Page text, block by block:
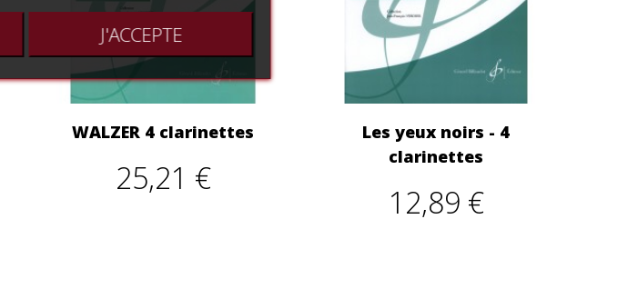
WALZER 4 clarinettes
25,21 €
Les yeux noirs - 4
clarinettes
12,89 €
J'ACCEPTE